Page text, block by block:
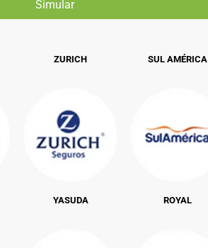
ZURICH
YASUDA
SUL AMÉRICA
ROYAL